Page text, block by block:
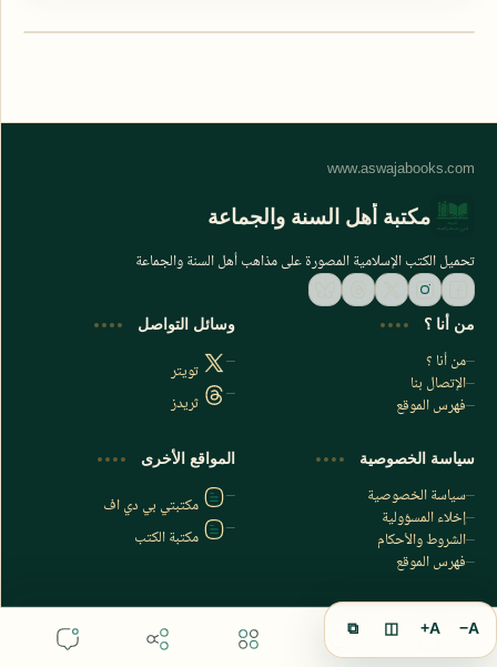
اشترك الآن
اشترك في قناتنا على تليجرام
مكتبة أهل السنة والجماعة
تحميل الكتب الإسلامية المصورة على مذاهب أهل السنة والجماعة
من أنا ؟
من أنا ؟
الإتصال بنا
فهرس الموقع
وسائل التواصل
تويتر
ثريدز
سياسة الخصوصية
سياسة الخصوصية
إخلاء المسؤولية
الشروط والأحكام
فهرس الموقع
المواقع الأخرى
مكتبتي بي دي اف
مكتبة الكتب
A−
A+
◫
⧉